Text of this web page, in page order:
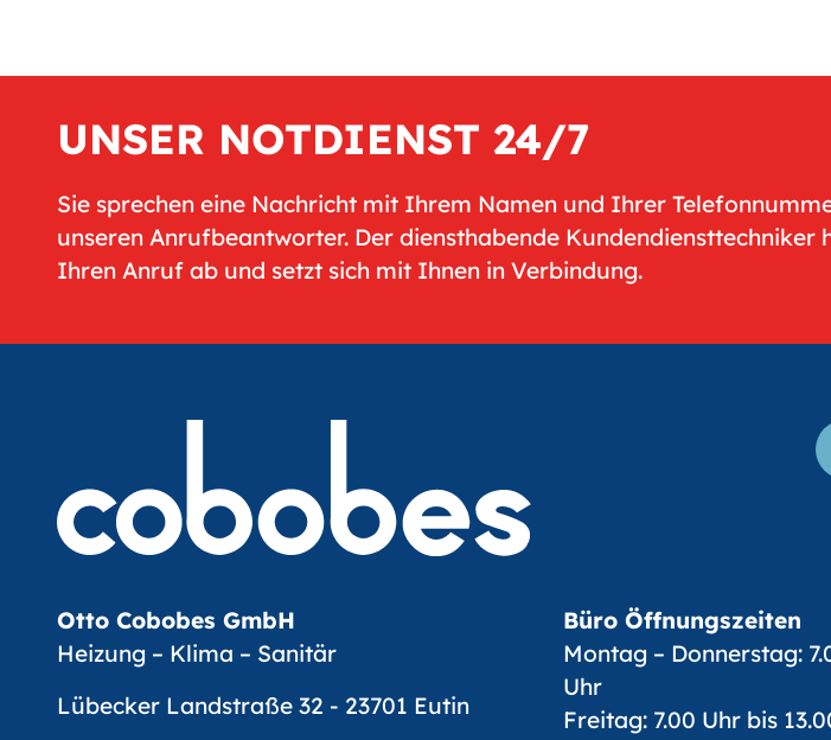
UNSER NOTDIENST 24/7
Sie sprechen eine Nachricht mit Ihrem Namen und Ihrer
unseren Anrufbeantworter. Der diensthabende Kundendiensttechniker
Ihren Anruf ab und setzt sich mit Ihnen in Verbindung.
Otto Cobobes GmbH
Heizung – Klima – Sanitär
Lübecker Landstraße 32 - 23701 Eutin
Büro Öffnungszeiten
Montag – Donnerstag:
Uhr
Freitag: 7.00 Uhr bis